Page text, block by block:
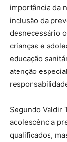
importância da
inclusão da
desnecessário
crianças e
educação
atenção
Segundo Valdir
adolescência
qualificados,